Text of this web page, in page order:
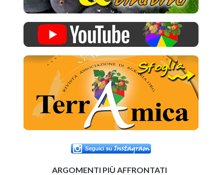
ARGOMENTI PIÙ AFFRONTATI